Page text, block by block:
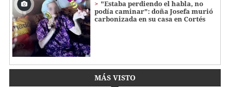
"Estaba perdiendo el habla, no
podía caminar": doña Josefa murió
carbonizada en su casa en Cortés
MÁS VISTO